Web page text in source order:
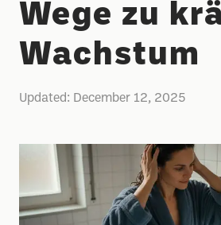
Wege zu
Wachstum
Updated: December 12, 2025